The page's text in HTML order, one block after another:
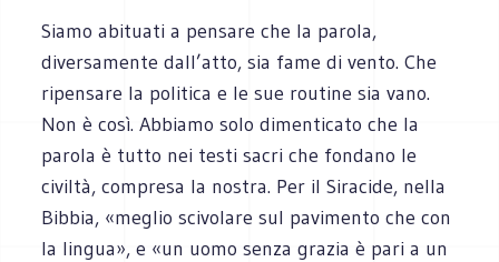
Siamo abituati a pensare che la parola,
diversamente dall’atto, sia fame di vento. Che
ripensare la politica e le sue routine sia vano.
Non è così. Abbiamo solo dimenticato che la
parola è tutto nei testi sacri che fondano le
civiltà, compresa la nostra. Per il Siracide, nella
Bibbia, «meglio scivolare sul pavimento che con
la lingua», e «un uomo senza grazia è pari a un